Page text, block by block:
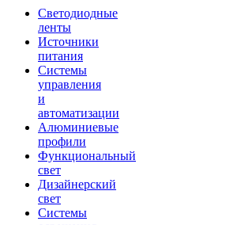
Светодиодные
ленты
Источники
питания
Системы
управления
и
автоматизации
Алюминиевые
профили
Функциональный
свет
Дизайнерский
свет
Системы